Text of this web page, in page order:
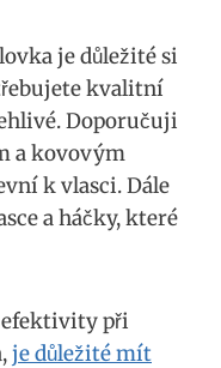
je ‌důležité si
kvalitní
Doporučuji
a kovovým
k vlasci. ⁢Dále
a háčky,​ které
při
je ⁣důležité mít